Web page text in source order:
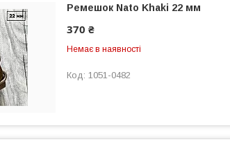
Ремешок Nato Khaki 22 мм
370 ₴
Немає в наявності
1051-0482